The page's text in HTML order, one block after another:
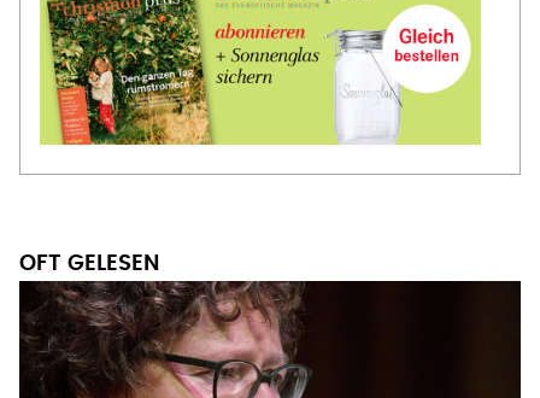
OFT GELESEN